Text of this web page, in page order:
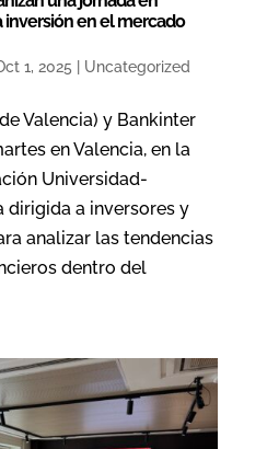
inversión en el mercado
1, 2025 Uncategorized
Valencia) y Bankinter
en Valencia, en la
Universidad-
dirigida a inversores y
analizar las tendencias
dentro del